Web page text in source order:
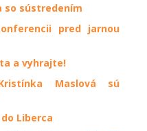
so sústredením
pred jarnou
a vyhrajte!
Maslová sú
Liberca